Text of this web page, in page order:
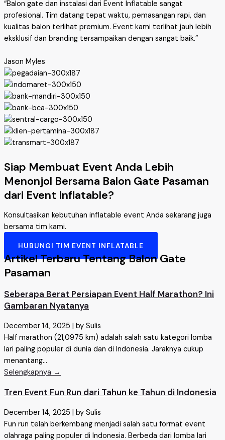
“Balon gate dan instalasi dari Event Inflatable sangat
profesional. Tim datang tepat waktu, pemasangan rapi, dan
kualitas balon terlihat premium. Event kami terlihat jauh lebih
eksklusif dan branding tersampaikan dengan sangat baik.”
Jason Myles
Siap Membuat Event Anda Lebih
Menonjol Bersama Balon Gate Pasaman
dari Event Inflatable?
Konsultasikan kebutuhan inflatable event Anda sekarang juga
bersama tim kami.
HUBUNGI TIM EVENT INFLATABLE
Artikel Terbaru Tentang Balon Gate
Pasaman
Seberapa Berat Persiapan Event Half Marathon? Ini
Gambaran Nyatanya
December 14, 2025 | by Sulis
Half marathon (21,0975 km) adalah salah satu kategori lomba
lari paling populer di dunia dan di Indonesia. Jaraknya cukup
menantang...
Selengkapnya →
Tren Event Fun Run dari Tahun ke Tahun di Indonesia
December 14, 2025 | by Sulis
Fun run telah berkembang menjadi salah satu format event
olahraga paling populer di Indonesia. Berbeda dari lomba lari